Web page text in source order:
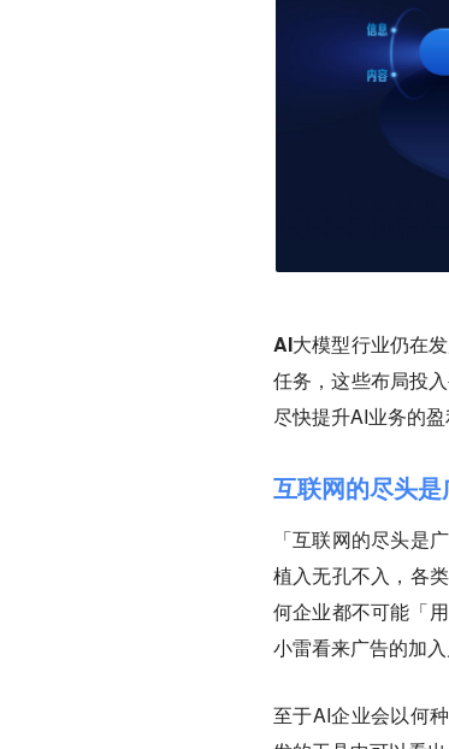
AI大模型行业仍在
任务，这些布局投
尽快提升AI业务的
互联网的尽头
「互联网的尽头是
植入无孔不入，各
何企业都不可能「
小雷看来广告的加入
至于AI企业会以何